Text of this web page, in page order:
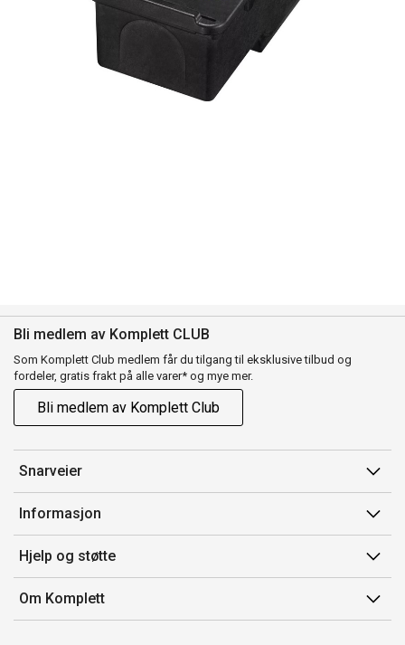
Bli medlem av Komplett CLUB
Som Komplett Club medlem får du tilgang til eksklusive tilbud og
fordeler, gratis frakt på alle varer* og mye mer.
Bli medlem av Komplett Club
Snarveier
Min side
Ordreoversikt
Flex
Komplett Club
Informasjon
Salgsbetingelser
Medlemsvilkår for Komplett Club
Merker/produsent
Hjelp og støtte
Kontakt oss
Kundeservice
Om Komplett